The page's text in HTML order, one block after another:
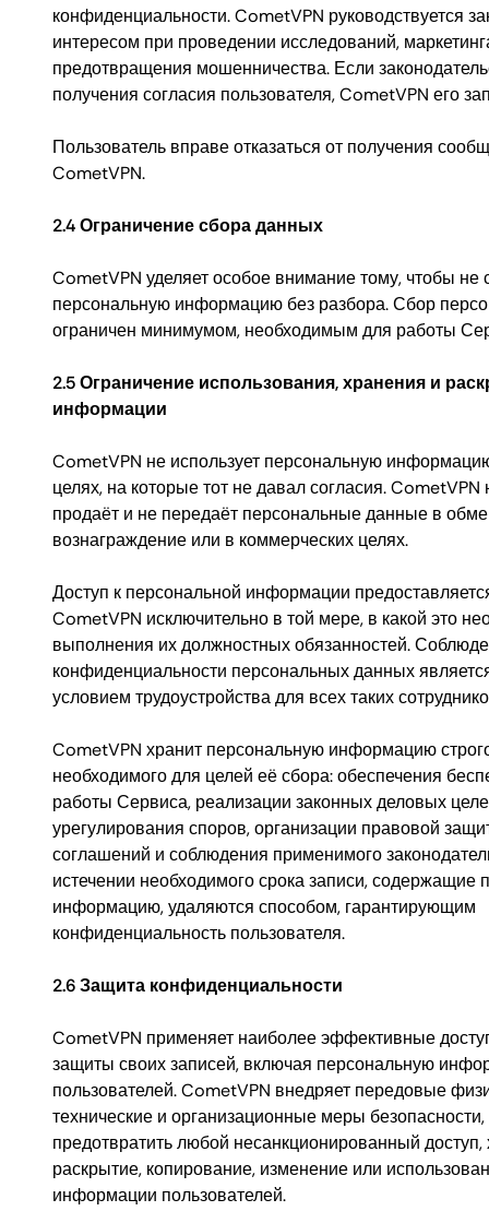
конфиденциальности. CometVPN руководствуется
интересом при проведении исследований,
предотвращения мошенничества. Если
получения согласия пользователя, CometVPN его
Пользователь вправе отказаться от получения
CometVPN.
2.4 Ограничение сбора данных
CometVPN уделяет особое внимание тому, чтобы не
персональную информацию без разбора. Сбор
ограничен минимумом, необходимым для работы
2.5 Ограничение использования, хранения и
информации
CometVPN не использует персональную
целях, на которые тот не давал согласия. CometVPN
продаёт и не передаёт персональные данные в
вознаграждение или в коммерческих целях.
Доступ к персональной информации
CometVPN исключительно в той мере, в какой это
выполнения их должностных обязанностей.
конфиденциальности персональных данных
условием трудоустройства для всех таких
CometVPN хранит персональную информацию
необходимого для целей её сбора: обеспечения
работы Сервиса, реализации законных деловых
урегулирования споров, организации правовой
соглашений и соблюдения применимого
истечении необходимого срока записи, содержащие
информацию, удаляются способом, гарантирующим
конфиденциальность пользователя.
2.6 Защита конфиденциальности
CometVPN применяет наиболее эффективные
защиты своих записей, включая персональную
пользователей. CometVPN внедряет передовые
технические и организационные меры
предотвратить любой несанкционированный доступ,
раскрытие, копирование, изменение или
информации пользователей.